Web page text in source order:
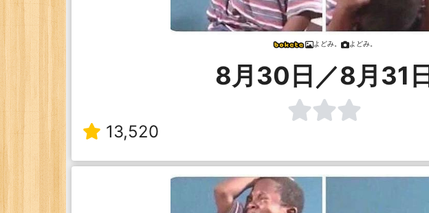
よどみ。 よどみ。
8月30日／8月31日
13,520